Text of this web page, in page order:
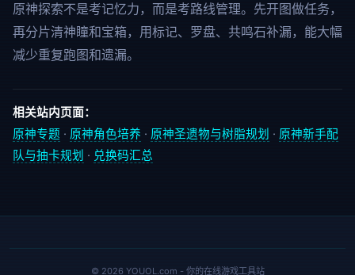
原神探索不是考记忆力，而是考路线管理。先开图做任务，
再分片清神瞳和宝箱，用标记、罗盘、共鸣石补漏，能大幅
减少重复跑图和遗漏。
相关站内页面：
原神专题 · 原神角色培养 · 原神圣遗物与树脂规划 · 原神新手配
队与抽卡规划 · 兑换码汇总
© 2026 YOUOL.com - 你的在线游戏工具站